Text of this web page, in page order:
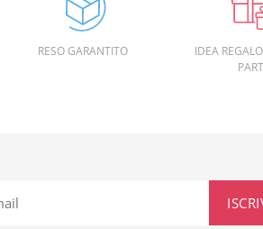
RESO GARANTITO
IDEA